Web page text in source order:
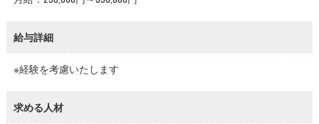
給与詳細
※経験を考慮いたします
求める人材